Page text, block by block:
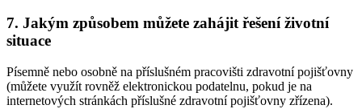
7. Jakým způsobem můžete zahájit řešení životní
situace
Písemně nebo osobně na příslušném pracovišti zdravotní pojišťovny
(můžete využít rovněž elektronickou podatelnu, pokud je na
internetových stránkách příslušné zdravotní pojišťovny zřízena).